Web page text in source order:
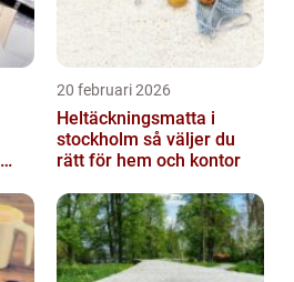
20 februari 2026
Heltäckningsmatta i
stockholm så väljer du
rätt för hem och kontor